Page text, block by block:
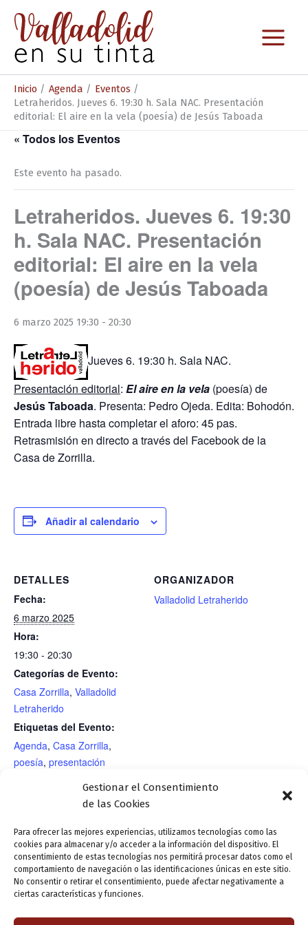
Gestionar el Consentimiento
de las Cookies
Para ofrecer las mejores experiencias, utilizamos tecnologías como las
cookies para almacenar y/o acceder a la información del dispositivo. El
consentimiento de estas tecnologías nos permitirá procesar datos como el
comportamiento de navegación o las identificaciones únicas en este sitio.
No consentir o retirar el consentimiento, puede afectar negativamente a
ciertas características y funciones.
contenido
Inicio Agenda
Eventos
Letraheridos. Jueves 6. 19:30 h. Sala NAC. Presentación
editorial: El aire en la vela (poesía) de Jesús Taboada
« Todos los Eventos
Este evento ha pasado.
Letraheridos. Jueves 6. 19:30
h. Sala NAC. Presentación
editorial: El aire en la vela
(poesía) de Jesús Taboada
6 marzo 2025 19:30 - 20:30
Jueves 6. 19:30 h. Sala NAC.
Presentación editorial: El aire en la vela (poesía) de
Jesús Taboada. Presenta: Pedro Ojeda. Edita: Bohodón.
Entrada libre hasta completar el aforo: 45 pas.
Retrasmisión en directo a través del Facebook de la
Casa de Zorrilla.
Añadir al calendario
DETALLES
Fecha:
6 marzo 2025
Hora:
19:30 - 20:30
Categorías de Evento:
Casa Zorrilla, Valladolid
Letraherido
Etiquetas del Evento:
Agenda, Casa Zorrilla,
poesía, presentación
ORGANIZADOR
Valladolid Letraherido
Miércoles 5. 19:30 h. Sala NAC.
Presentación editorial: Los tiempos del
Ofrenda floral en el
Panteón de Ilustres del